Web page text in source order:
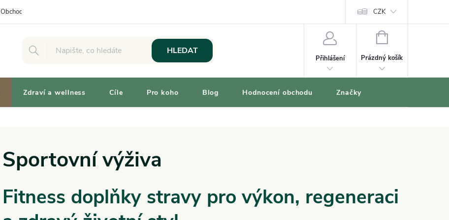
Obchodní podmínky CZK
HLEDAT
Přihlášení
NÁKUPNÍ
Prázdný košík
Zdraví a wellness Cíle Pro koho Blog Hodnocení obchodu Značky
Sportovní výživa
Fitness doplňky stravy pro výkon, regeneraci